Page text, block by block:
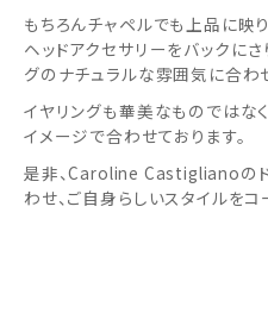
もちろんチャペルでも上品に映
ヘッドアクセサリーをバックにさ
グのナチュラルな雰囲気に合わ
イヤリングも華美なものではな
イメージで合わせております。
是非、Caroline Castiglianoの
わせ、ご自身らしいスタイルをコ